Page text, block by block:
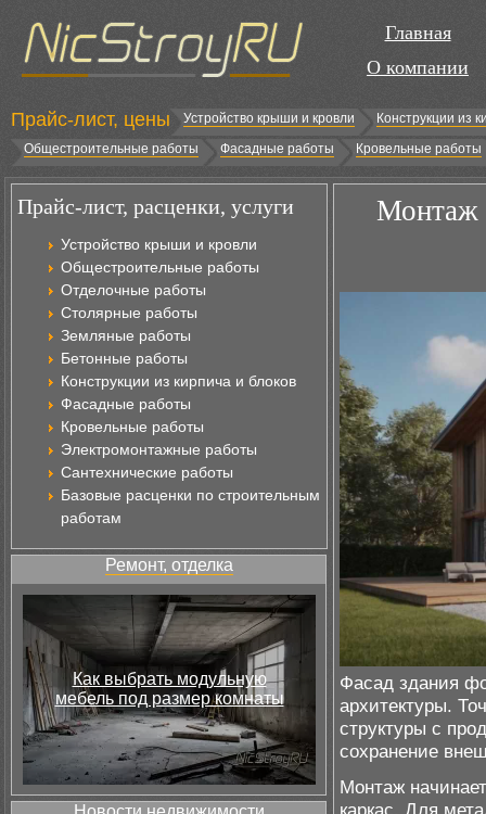
Главная
О компании
Прайс-лист, цены Устройство крыши и кровли
Конструкции из
Общестроительные работы
Фасадные работы Кровельные работы
Прайс-лист, расценки, услуги
Устройство крыши и кровли
Общестроительные работы
Отделочные работы
Столярные работы
Земляные работы
Бетонные работы
Конструкции из кирпича и блоков
Фасадные работы
Кровельные работы
Электромонтажные работы
Сантехнические работы
Базовые расценки по строительным
работам
Ремонт, отделка
Как выбрать модульную
мебель под размер комнаты
Монтаж
Фасад здания
архитектуры.
структуры с
сохранение
Монтаж
каркас. Для